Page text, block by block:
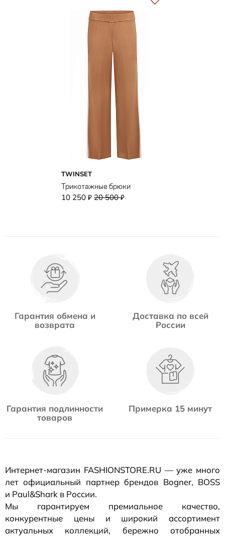
TWINSET
Трикотажные брюки
10 250 ₽ 20 500₽
Гарантия обмена и
возврата
Доставка по всей
России
Гарантия подлинности
товаров
Примерка 15 минут
Интернет-магазин FASHIONSTORE.RU — уже много
лет официальный партнер брендов Bogner, BOSS
и Paul&Shark в России.
Мы гарантируем премиальное качество,
конкурентные цены и широкий ассортимент
актуальных коллекций, бережно отобранных